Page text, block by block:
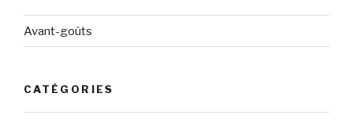
Avant-goûts
CATÉGORIES